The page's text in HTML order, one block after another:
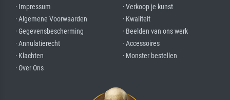
· Impressum
· Algemene Voorwaarden
· Gegevensbescherming
· Annulatierecht
· Klachten
· Over Ons
· Verkoop je kunst
· Kwaliteit
· Beelden van ons werk
· Accessoires
· Monster bestellen